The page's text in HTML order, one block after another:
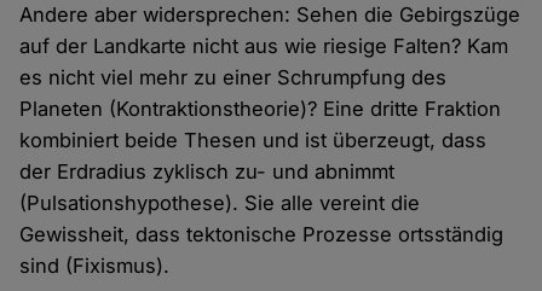
Andere aber widersprechen: Sehen die Gebirgszüge
auf der Landkarte nicht aus wie riesige Falten? Kam
es nicht viel mehr zu einer Schrumpfung des
Planeten (Kontraktionstheorie)? Eine dritte Fraktion
kombiniert beide Thesen und ist überzeugt, dass
der Erdradius zyklisch zu- und abnimmt
(Pulsationshypothese). Sie alle vereint die
Gewissheit, dass tektonische Prozesse ortsständig
sind (Fixismus).